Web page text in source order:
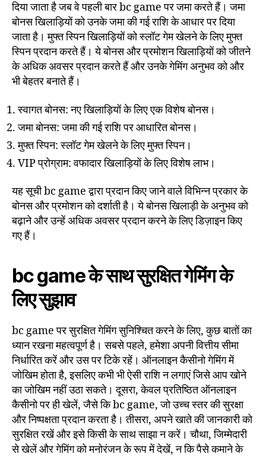
दिया जाता है जब वे पहली बार bc game पर जमा करते हैं। जमा
बोनस खिलाड़ियों को उनके जमा की गई राशि के आधार पर दिया
जाता है। मुफ्त स्पिन खिलाड़ियों को स्लॉट गेम खेलने के लिए मुफ्त
स्पिन प्रदान करते हैं। ये बोनस और प्रमोशन खिलाड़ियों को जीतने
के अधिक अवसर प्रदान करते हैं और उनके गेमिंग अनुभव को और
भी बेहतर बनाते हैं।
स्वागत बोनस: नए खिलाड़ियों के लिए एक विशेष बोनस।
जमा बोनस: जमा की गई राशि पर आधारित बोनस।
मुफ्त स्पिन: स्लॉट गेम खेलने के लिए मुफ्त स्पिन।
VIP प्रोग्राम: वफादार खिलाड़ियों के लिए विशेष लाभ।
यह सूची bc game द्वारा प्रदान किए जाने वाले विभिन्न प्रकार के
बोनस और प्रमोशन को दर्शाती है। ये बोनस खिलाड़ी के अनुभव को
बढ़ाने और उन्हें अधिक अवसर प्रदान करने के लिए डिज़ाइन किए
गए हैं।
bc game के साथ सुरक्षित गेमिंग के
लिए सुझाव
bc game पर सुरक्षित गेमिंग सुनिश्चित करने के लिए, कुछ बातों का
ध्यान रखना महत्वपूर्ण है। सबसे पहले, हमेशा अपनी वित्तीय सीमा
निर्धारित करें और उस पर टिके रहें। ऑनलाइन कैसीनो गेमिंग में
जोखिम होता है, इसलिए कभी भी ऐसी राशि न लगाएं जिसे आप खोने
का जोखिम नहीं उठा सकते। दूसरा, केवल प्रतिष्ठित ऑनलाइन
कैसीनो पर ही खेलें, जैसे कि bc game, जो उच्च स्तर की सुरक्षा
और निष्पक्षता प्रदान करता है। तीसरा, अपने खाते की जानकारी को
सुरक्षित रखें और इसे किसी के साथ साझा न करें। चौथा, जिम्मेदारी
से खेलें और गेमिंग को मनोरंजन के रूप में देखें, न कि पैसे कमाने के